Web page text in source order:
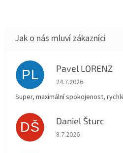
PL Pavel LORENZ
Hodnocení obchodu je
24.7.2026
Super, maximální spokojenost,
DŠ Daniel Šturc
Hodnocení obchodu je
8.7.2026